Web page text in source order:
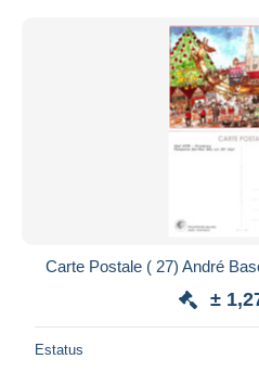
Carte Postale ( 27) André
±
Estatus